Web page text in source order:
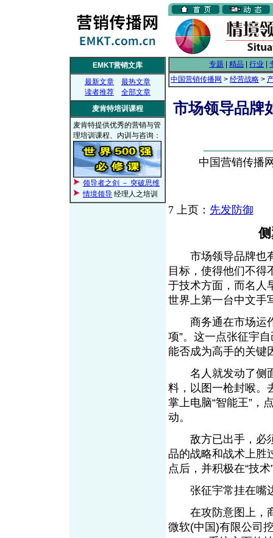
EMKT营销文库
最新文章
最热文章
读者推荐
全部文章
麦肯特培训课程
麦肯特提供优秀的营销与管
理培训课程、内训与咨询：
领导者之剑 － 突破思维
情境领导 经理人之培训
专题 精品 行业
中国营销传播网 > 经营战略 >
市场领导品
中国营销传播
7 上页： 先发防御
市场领导品牌也有
目标，使得他们不得
于技术方面，而名人
世界上第一台中文手
商务通在市场运作
项”。这一点张征宇
能否成为高手的关键
名人就发动了侧面
料，以图一枪封喉。
掌上电脑“智能王”，
动。
敌方已出手，必须
品的战略和战术上胜
点后，并积极在“技
张征宇常挂在嘴
在攻防意图上，商
微软(中国)有限公司